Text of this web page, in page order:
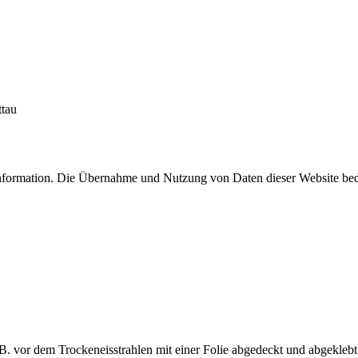
Die Übernahme und Nutzung von Daten dieser Website
vor dem Trockeneisstrahlen mit einer Folie abgedeckt und